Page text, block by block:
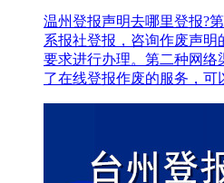
温州登报声明去哪里登报?
系报社登报，咨询作废声
要求进行办理。第二种网
了在线登报作废的服务，可